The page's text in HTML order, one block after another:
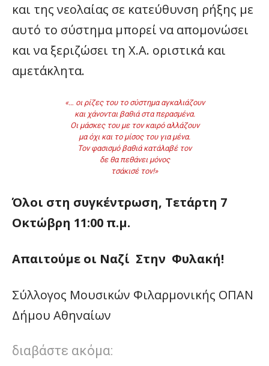
και της νεολαίας σε κατεύθυνση ρήξης με
αυτό το σύστημα μπορεί να απομονώσει
και να ξεριζώσει τη Χ.Α. οριστικά και
αμετάκλητα.
«… οι ρίζες του το σύστημα αγκαλιάζουν
και χάνονται βαθιά στα περασμένα.
Οι μάσκες του με τον καιρό αλλάζουν
μα όχι και το μίσος του για μένα.
Τον φασισμό βαθιά κατάλαβέ τον
δε θα πεθάνει μόνος
τσάκισέ τον!»
Όλοι στη συγκέντρωση, Τετάρτη 7
Οκτώβρη 11:00 π.μ.
Απαιτούμε οι Ναζί Στην Φυλακή!
Σύλλογος Μουσικών Φιλαρμονικής ΟΠΑΝ
Δήμου Αθηναίων
διαβάστε ακόμα: